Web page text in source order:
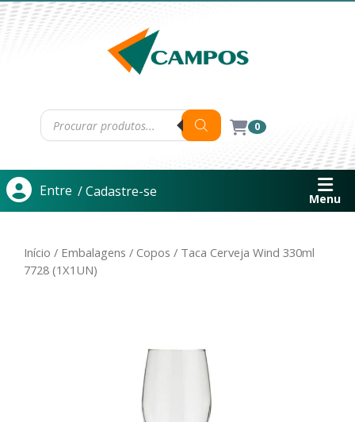
0
Entre / Cadastre-se Menu
Início / Embalagens / Copos / Taca Cerveja Wind 330ml
7728 (1X1UN)